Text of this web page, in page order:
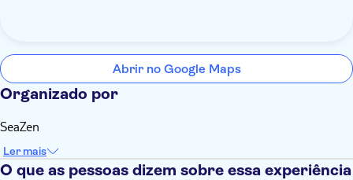
Abrir no Google Maps
Organizado por
SeaZen
Ler mais
O que as pessoas dizem sobre essa experiência